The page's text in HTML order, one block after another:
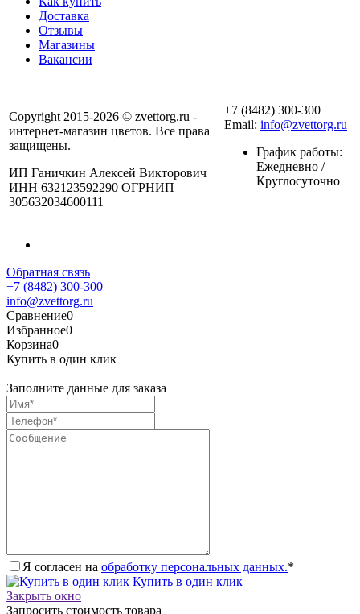
Доставка
Отзывы
Магазины
Вакансии
Copyright 2015-2026 © zvettorg.ru -
интернет-магазин цветов. Все права
защищены.
ИП Ганичкин Алексей Викторович
ИНН 632123592290 ОГРНИП
305632034600111
+7 (8482) 300-300
Email: info@zvettorg.ru
График работы:
Ежедневно /
Круглосуточно
Обратная связь
+7 (8482) 300-300
info@zvettorg.ru
Сравнение0
Избранное0
Корзина0
Купить в один клик
Заполните данные для заказа
Я согласен на обработку персональных данных.*
Купить в один клик
Закрыть окно
Запросить стоимость товара